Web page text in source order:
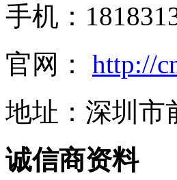
手机：
官网： http://
地址：深圳市
诚信商资料